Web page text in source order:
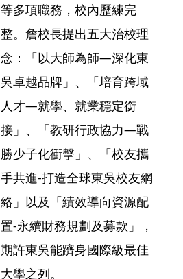
等多項職務，校內歷練完
整。詹校長提出五大治校理
念：「以大師為師—深化東
吳卓越品牌」、「培育跨域
人才—就學、就業穩定銜
接」、「教研行政協力—戰
勝少子化衝擊」、「校友攜
手共進-打造全球東吳校友網
絡」以及「績效導向資源配
置-永續財務規劃及募款」，
期許東吳能躋身國際級最佳
大學之列。